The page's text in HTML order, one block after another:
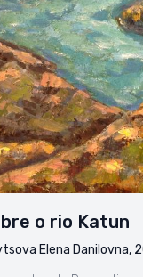
o rio Katun
Elena Danilovna,